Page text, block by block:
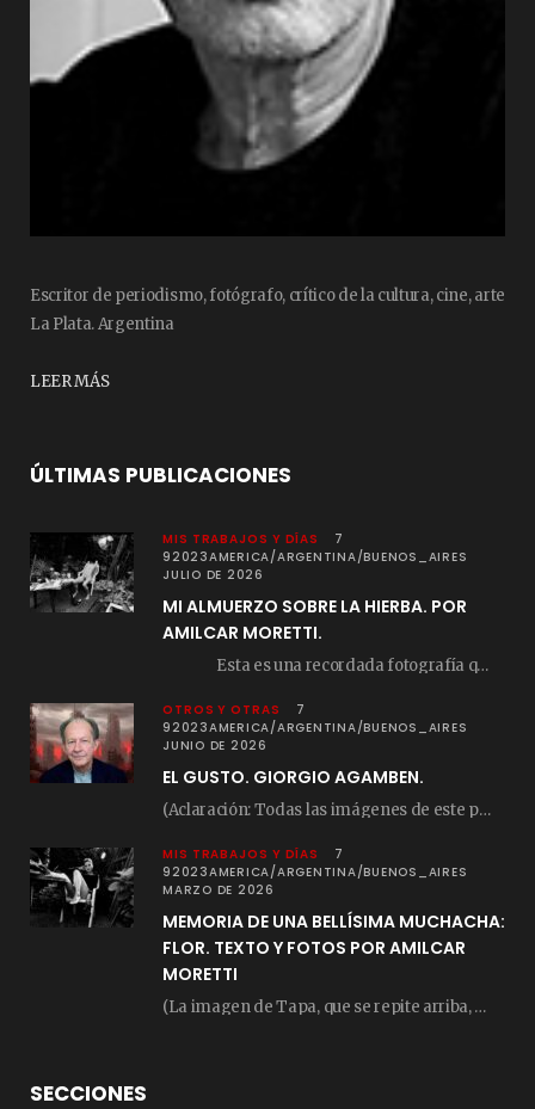
Escritor de periodismo, fotógrafo, crítico de la cultura, cine, arte
La Plata. Argentina
LEER MÁS
ÚLTIMAS PUBLICACIONES
MIS TRABAJOS Y DÍAS
7
92023AMERICA/ARGENTINA/BUENOS_AIRES
JULIO DE 2026
MI ALMUERZO SOBRE LA HIERBA. POR
AMILCAR MORETTI.
Esta es una recordada fotografía que registré…
OTROS Y OTRAS
7
92023AMERICA/ARGENTINA/BUENOS_AIRES
JUNIO DE 2026
EL GUSTO. GIORGIO AGAMBEN.
(Aclaración: Todas las imágenes de este posteo fueron tomadas de Bloghemia.com, y todos los…
MIS TRABAJOS Y DÍAS
7
92023AMERICA/ARGENTINA/BUENOS_AIRES
MARZO DE 2026
MEMORIA DE UNA BELLÍSIMA MUCHACHA:
FLOR. TEXTO Y FOTOS POR AMILCAR
MORETTI
(La imagen de Tapa, que se repite arriba, fue compuesta por Amilcar Moretti el viernes…
SECCIONES